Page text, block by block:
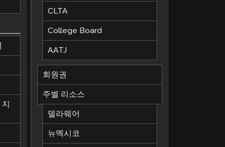
CLTA
College Board
AATJ
회원권
주별 리소스
델라웨어
뉴멕시코